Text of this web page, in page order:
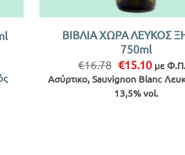
ΒΙΒΛΙΑ ΧΩΡΑ ΛΕΥΚΟΣ
750ml
€16.78 Original
price
was:
€16.78.
€15.10Η
τιμή
είναι:
με
Ασύρτικο, Sauvignon Blanc
13,5% vol.